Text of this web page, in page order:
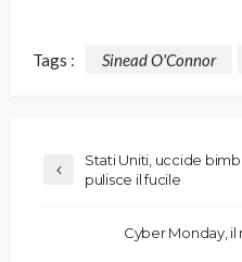
Tags : Sinead O'Connor
Stati Uniti, uccide
pulisce il fucile
Cyber Monday,